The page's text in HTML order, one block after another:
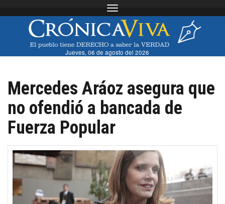
Toggle navigation
Jueves, 06 de agosto del 2026
Mercedes Aráoz asegura que
no ofendió a bancada de
Fuerza Popular